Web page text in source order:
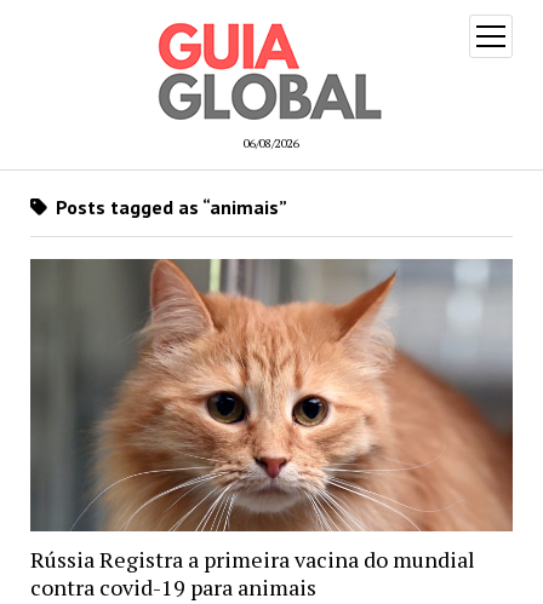
06/08/2026
open
menu
Posts tagged as “animais”
Rússia Registra a primeira vacina do mundial
contra covid-19 para animais